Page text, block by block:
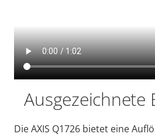
Ausgezeichnete
Die AXIS Q1726 bietet eine